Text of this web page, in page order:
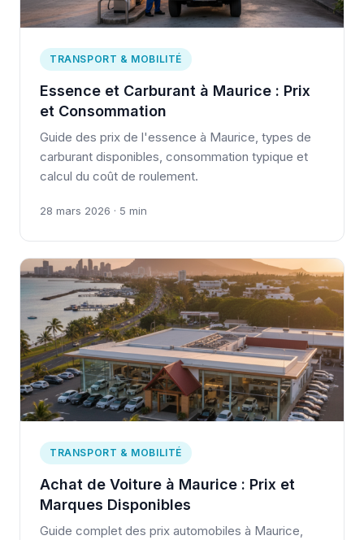
TRANSPORT & MOBILITÉ
Essence et Carburant à Maurice : Prix
et Consommation
Guide des prix de l'essence à Maurice, types de
carburant disponibles, consommation typique et
calcul du coût de roulement.
28 mars 2026 · 5 min
TRANSPORT & MOBILITÉ
Achat de Voiture à Maurice : Prix et
Marques Disponibles
Guide complet des prix automobiles à Maurice,